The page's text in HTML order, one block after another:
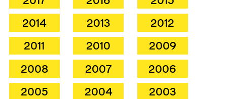
2014
2013
2012
2011
2010
2009
2008
2007
2006
2005
2004 2003